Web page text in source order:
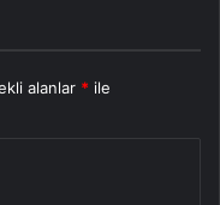
alanlar * ile